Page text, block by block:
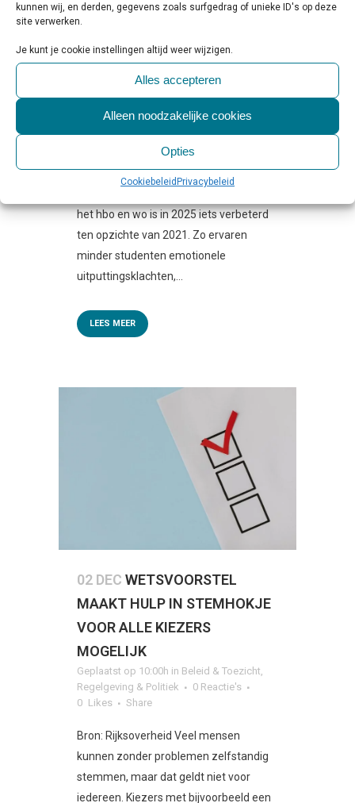
kunnen wij, en derden, gegevens zoals surfgedrag of unieke ID's op deze
site verwerken.
Je kunt je cookie instellingen altijd weer wijzigen.
Alles accepteren
Alleen noodzakelijke cookies
Opties
CookiebeleidPrivacybeleid
08 DEC MENTALE
GEZONDHEID HBO- EN WO-
STUDENTEN BLIJKT LICHT
VERBETERD
Geplaatst op 10:00h in Beleid & Toezicht
Studeren
Persbericht Trimbos-instituut De
het hbo en wo is in 2025 iets verbeterd
ten opzichte van 2021. Zo ervaren
minder studenten emotionele
uitputtingsklachten,...
LEES MEER
02 DEC WETSVOORSTEL
MAAKT HULP IN STEMHOKJE
VOOR ALLE KIEZERS
MOGELIJK
Geplaatst op 10:00h in Beleid & Toezicht
Regelgeving & Politiek
0 Reactie's
0 Likes Share
Bron: Rijksoverheid Veel mensen
kunnen zonder problemen zelfstandig
stemmen, maar dat geldt niet voor
iedereen. Kiezers met bijvoorbeeld een